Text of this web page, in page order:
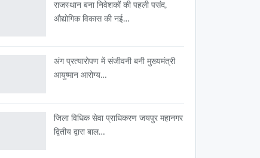
राजस्थान बना निवेशकों की पहली पसंद,
औद्योगिक विकास की नई…
अंग प्रत्यारोपण में संजीवनी बनी मुख्यमंत्री
आयुष्मान आरोग्य…
जिला विधिक सेवा प्राधिकरण जयपुर महानगर
द्वितीय द्वारा बाल…